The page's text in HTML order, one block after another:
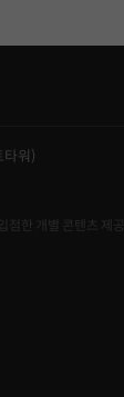
타워)
개별 콘텐츠